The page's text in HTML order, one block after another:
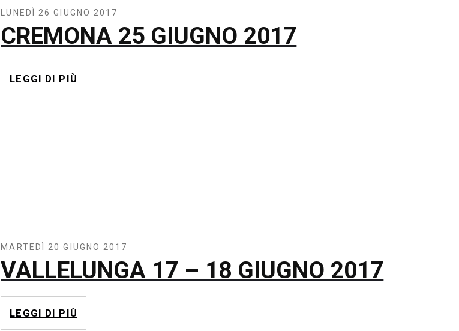
LUNEDÌ 26 GIUGNO 2017
CREMONA 25 GIUGNO 2017
LEGGI DI PIÙ
MARTEDÌ 20 GIUGNO 2017
VALLELUNGA 17 – 18 GIUGNO 2017
LEGGI DI PIÙ